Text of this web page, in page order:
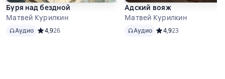
Буря над бездной
Матвей Курилкин
Аудио
Аудио Средний рейтинг 4,9 на основе 26 оценок
4,926
Адский вояж
Матвей Курилкин
Аудио
Аудио Средний рейтинг 4,9
4,923